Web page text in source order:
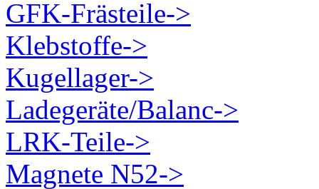
GFK-Frästeile->
Klebstoffe->
Kugellager->
Ladegeräte/Balanc->
LRK-Teile->
Magnete N52->